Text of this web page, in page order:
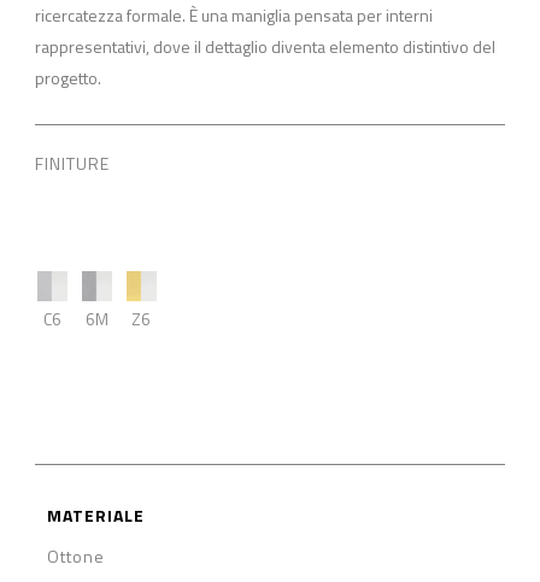
ricercatezza formale. È una maniglia pensata per interni
rappresentativi, dove il dettaglio diventa elemento distintivo del
progetto.
FINITURE
C6 6M Z6
MATERIALE
Ottone